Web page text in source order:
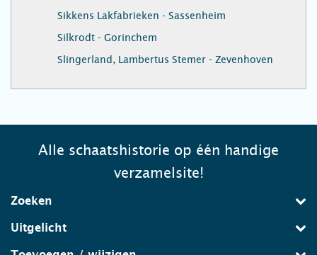
Sikkens Lakfabrieken - Sassenheim
Silkrodt - Gorinchem
Slingerland, Lambertus Stemer - Zevenhoven
Alle schaatshistorie op één handige
verzamelsite!
Zoeken
Uitgelicht